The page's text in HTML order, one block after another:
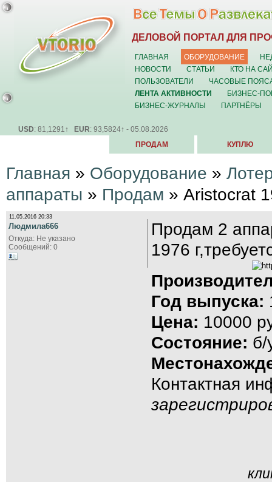
ДЕЛОВОЙ ПОРТАЛ ДЛЯ
ГЛАВНАЯ ОБОРУДОВАНИЕ
НОВОСТИ
СТАТЬИ
КТО НА
ПОЛЬЗОВАТЕЛИ
ЧАСОВЫЕ
ЛЕНТА АКТИВНОСТИ
БИЗНЕС-
БИЗНЕС-ЖУРНАЛЫ
ПАРТНЁРЫ
USD: 81,1291↑ EUR: 93,5824↑ - 05.08.2026
ПРОДАМ КУПЛЮ
Главная » Оборудование »
аппараты » Продам » Aristocrat
11.05.2016 20:33
Людмила666
Откуда: Не указано
Сообщений: 0
Продам 2
1976
Год выпуска:
Цена: 10000
Состояние: б/
Контактная